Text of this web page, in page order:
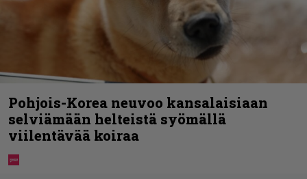
Pohjois-Korea neuvoo kansalaisiaan
selviämään helteistä syömällä
viilentävää koiraa